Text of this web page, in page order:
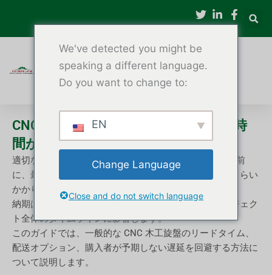
を
CNC 木工旋盤の納品にはどのくらい時
間がかかりますか?
適切な CNC 木工旋盤を選択した後、購入者は注文する前
に、最後の質問をよくします。「機械が届くまでどのくらい
かかりますか？」
納期は、工場の計画、設置スケジュール、およびプロジェク
ト全体のタイムラインに影響します。
このガイドでは、一般的な CNC 木工旋盤のリードタイム、
配送オプション、購入者が予期しない遅延を回避する方法に
ついて説明します。
We've detected you might be
speaking a different language.
Do you want to change to:
EN
Change Language
Close and do not switch language